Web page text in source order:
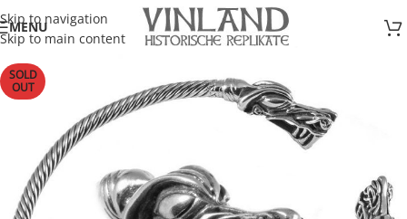
Skip to navigation
Skip to main content
MENU
SOLD
OUT